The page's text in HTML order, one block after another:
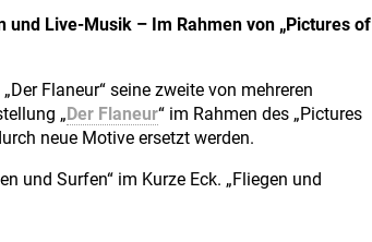
und Live-Musik – Im Rahmen von „Pictures of
Flaneur“ seine zweite von mehreren
„ Der Flaneur“ im Rahmen des „Pictures
neue Motive ersetzt werden.
und Surfen“ im Kurze Eck. „Fliegen und